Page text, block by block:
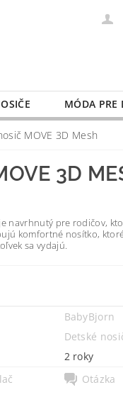
MÓDA PRE
SLUŽBY
O
MOVE 3D Mesh
3D
navrhnutý pre rodičov,
komfortné nosítko,
sa vydajú.
BabyBjorn
Detské
2 roky
Otázka